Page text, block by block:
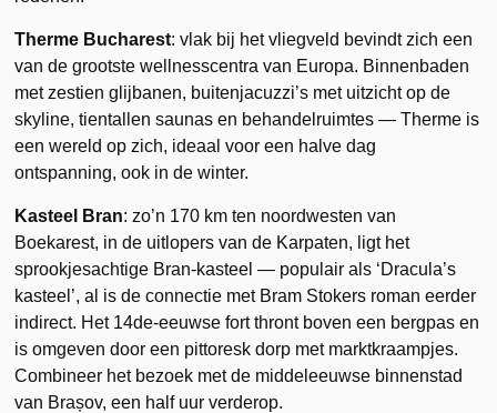
Therme Bucharest: vlak bij het vliegveld bevindt zich een
van de grootste wellnesscentra van Europa. Binnenbaden
met zestien glijbanen, buitenjacuzzi’s met uitzicht op de
skyline, tientallen saunas en behandelruimtes — Therme is
een wereld op zich, ideaal voor een halve dag
ontspanning, ook in de winter.
Kasteel Bran: zo’n 170 km ten noordwesten van
Boekarest, in de uitlopers van de Karpaten, ligt het
sprookjesachtige Bran-kasteel — populair als ‘Dracula’s
kasteel’, al is de connectie met Bram Stokers roman eerder
indirect. Het 14de-eeuwse fort thront boven een bergpas en
is omgeven door een pittoresk dorp met marktkraampjes.
Combineer het bezoek met de middeleeuwse binnenstad
van Brașov, een half uur verderop.